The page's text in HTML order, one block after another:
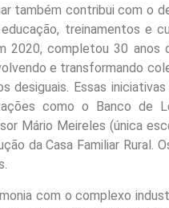
também contribui com o
educação, treinamentos e
2020, completou 30 anos
e transformando
desiguais. Essas
como o Banco de
Mário Meireles (única
da Casa Familiar Rural.
com o complexo